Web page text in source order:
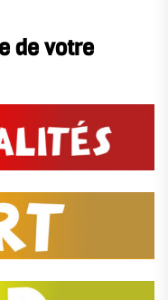
de votre